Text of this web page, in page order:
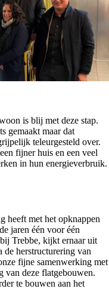
is blij met deze stap.
gemaakt maar dat
teleurgesteld over.
fijner huis en een veel
in hun energieverbruik.
heeft met het opknappen
jaren één voor één
Trebbe, kijkt ernaar uit
de herstructurering van
fijne samenwerking met
van deze flatgebouwen.
te bouwen aan het